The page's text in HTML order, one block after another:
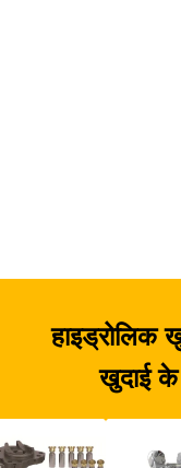
हाइड्रोलिक
खुदाई